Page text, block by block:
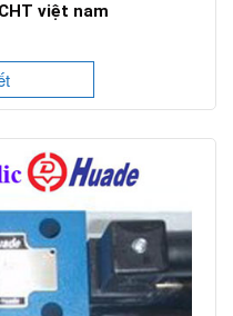
việt nam